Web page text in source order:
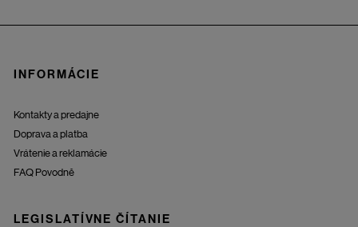
INFORMÁCIE
Kontakty a predajne
Doprava a platba
Vrátenie a reklamácie
FAQ Povodně
LEGISLATÍVNE ČÍTANIE